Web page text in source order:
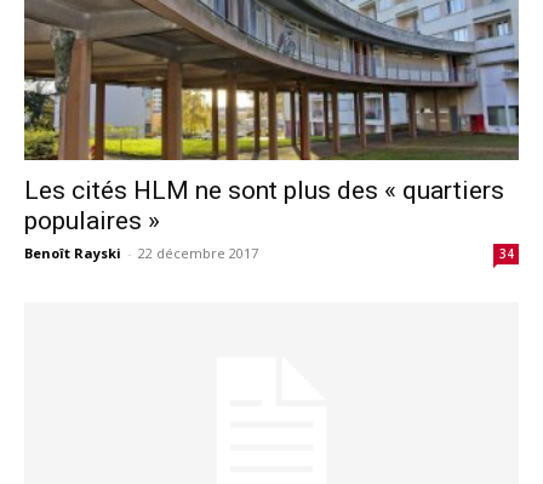
Les cités HLM ne sont plus des « quartiers
populaires »
Benoît Rayski - 22 décembre 2017 34